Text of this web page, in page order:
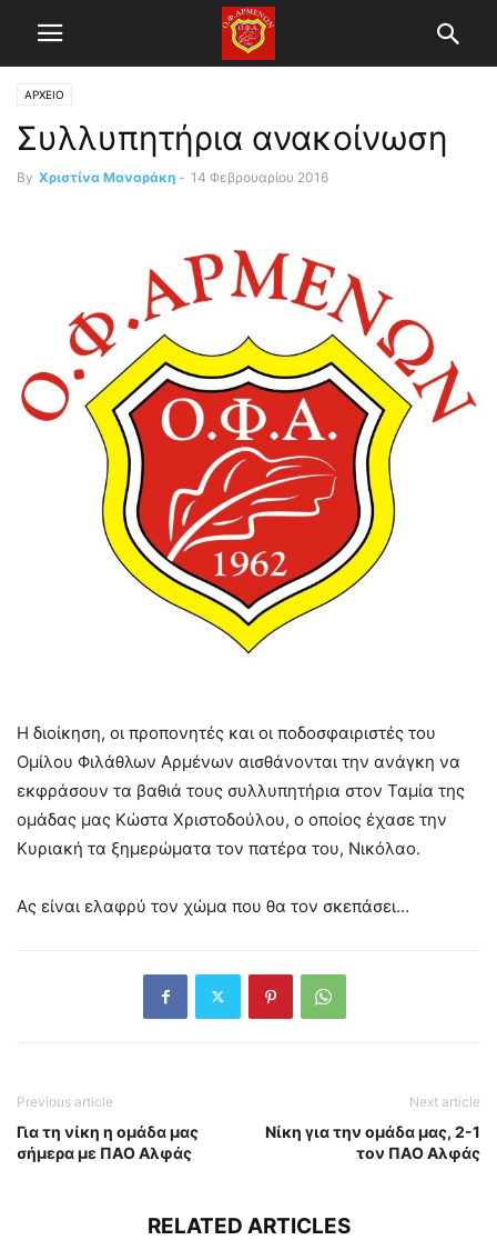
ΑΡΧΕΙΟ
Συλλυπητήρια ανακοίνωση
By Χριστίνα Μαναράκη - 14 Φεβρουαρίου 2016
Η διοίκηση, οι προπονητές και οι ποδοσφαιριστές του
Ομίλου Φιλάθλων Αρμένων αισθάνονται την ανάγκη να
εκφράσουν τα βαθιά τους συλλυπητήρια στον Ταμία της
ομάδας μας Κώστα Χριστοδούλου, ο οποίος έχασε την
Κυριακή τα ξημερώματα τον πατέρα του, Νικόλαο.
Ας είναι ελαφρύ τον χώμα που θα τον σκεπάσει…
Previous article
Για τη νίκη η ομάδα μας
σήμερα με ΠΑΟ Αλφάς
Next article
Νίκη για την ομάδα μας, 2-1
τον ΠΑΟ Αλφάς
RELATED ARTICLES